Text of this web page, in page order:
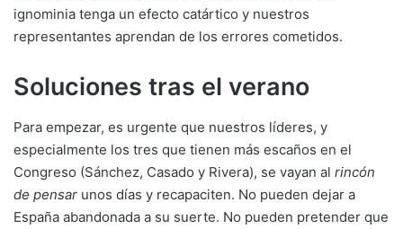
ignominia tenga un efecto catártico y nuestros
representantes aprendan de los errores cometidos.
Soluciones tras el verano
Para empezar, es urgente que nuestros líderes, y
especialmente los tres que tienen más escaños en el
Congreso (Sánchez, Casado y Rivera), se vayan al rincón
de pensar unos días y recapaciten. No pueden dejar a
España abandonada a su suerte. No pueden pretender que